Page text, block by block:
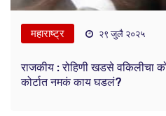
महाराष्ट्र २९ जुलै २०२५
राजकीय : रोहिणी खडसे वकिलीचा
कोर्टात नमकं काय घडलं?